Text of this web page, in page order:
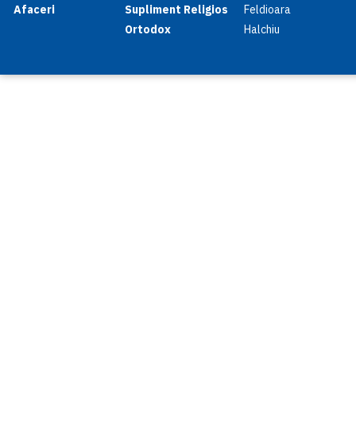
Afaceri
Supliment Religios
Ortodox
Feldioara
Halchiu